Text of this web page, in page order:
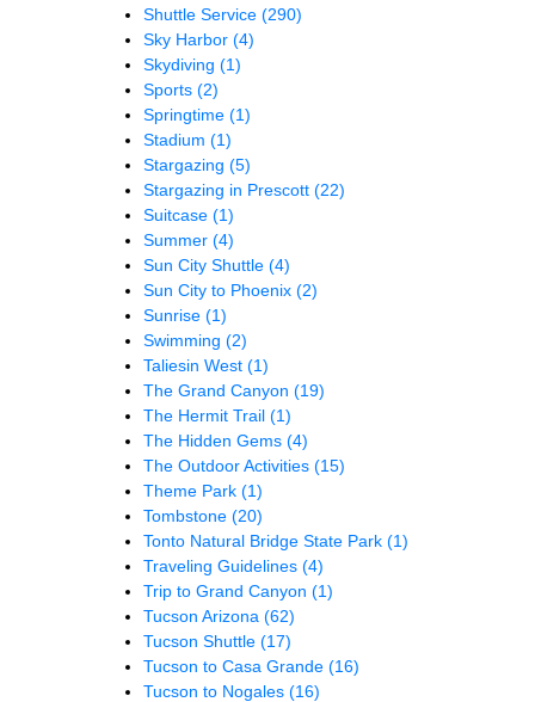
Shuttle Service (290)
Sky Harbor (4)
Skydiving (1)
Sports (2)
Springtime (1)
Stadium (1)
Stargazing (5)
Stargazing in Prescott (22)
Suitcase (1)
Summer (4)
Sun City Shuttle (4)
Sun City to Phoenix (2)
Sunrise (1)
Swimming (2)
Taliesin West (1)
The Grand Canyon (19)
The Hermit Trail (1)
The Hidden Gems (4)
The Outdoor Activities (15)
Theme Park (1)
Tombstone (20)
Tonto Natural Bridge State Park (1)
Traveling Guidelines (4)
Trip to Grand Canyon (1)
Tucson Arizona (62)
Tucson Shuttle (17)
Tucson to Casa Grande (16)
Tucson to Nogales (16)